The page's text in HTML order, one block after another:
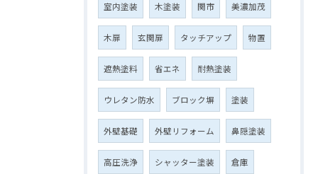
室内塗装 木塗装 関市 美濃加茂
木扉 玄関扉 タッチアップ 物置
遮熱塗料 省エネ 耐熱塗装
ウレタン防水 ブロック塀 塗装
外壁基礎 外壁リフォーム 鼻隠塗装
高圧洗浄 シャッター塗装 倉庫